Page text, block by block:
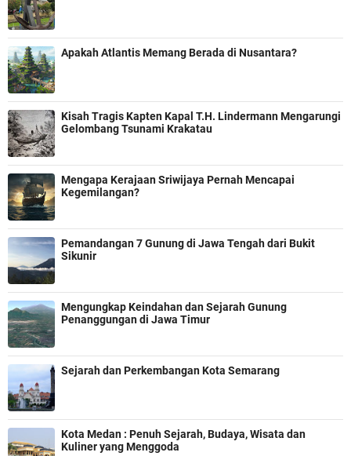
Apakah Atlantis Memang Berada di Nusantara?
Kisah Tragis Kapten Kapal T.H. Lindermann Mengarungi
Gelombang Tsunami Krakatau
Mengapa Kerajaan Sriwijaya Pernah Mencapai
Kegemilangan?
Pemandangan 7 Gunung di Jawa Tengah dari Bukit
Sikunir
Mengungkap Keindahan dan Sejarah Gunung
Penanggungan di Jawa Timur
Sejarah dan Perkembangan Kota Semarang
Kota Medan : Penuh Sejarah, Budaya, Wisata dan
Kuliner yang Menggoda